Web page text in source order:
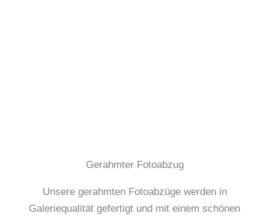
Gerahmter Fotoabzug
Unsere gerahmten Fotoabzüge werden in
Galeriequalität gefertigt und mit einem schönen